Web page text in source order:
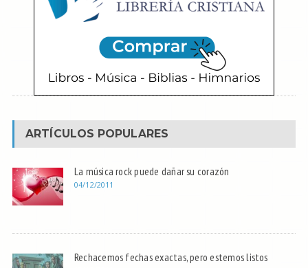
ARTÍCULOS POPULARES
La música rock puede dañar su corazón
04/12/2011
Rechacemos fechas exactas, pero estemos listos